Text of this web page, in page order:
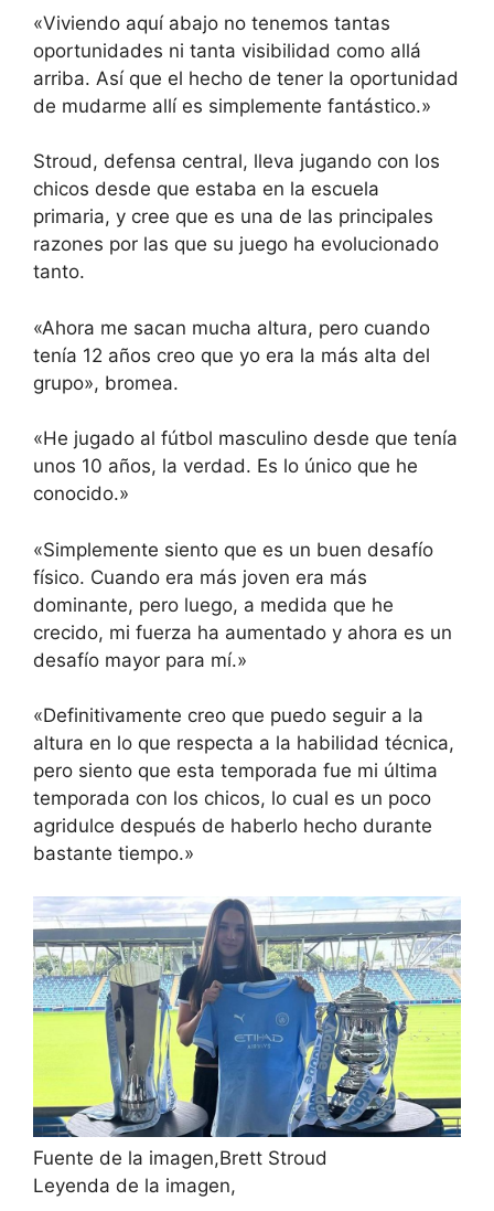
«Viviendo aquí abajo no tenemos tantas
oportunidades ni tanta visibilidad como allá
arriba. Así que el hecho de tener la oportunidad
de mudarme allí es simplemente fantástico.»
Stroud, defensa central, lleva jugando con los
chicos desde que estaba en la escuela
primaria, y cree que es una de las principales
razones por las que su juego ha evolucionado
tanto.
«Ahora me sacan mucha altura, pero cuando
tenía 12 años creo que yo era la más alta del
grupo», bromea.
«He jugado al fútbol masculino desde que tenía
unos 10 años, la verdad. Es lo único que he
conocido.»
«Simplemente siento que es un buen desafío
físico. Cuando era más joven era más
dominante, pero luego, a medida que he
crecido, mi fuerza ha aumentado y ahora es un
desafío mayor para mí.»
«Definitivamente creo que puedo seguir a la
altura en lo que respecta a la habilidad técnica,
pero siento que esta temporada fue mi última
temporada con los chicos, lo cual es un poco
agridulce después de haberlo hecho durante
bastante tiempo.»
Fuente de la imagen,Brett Stroud
Leyenda de la imagen,